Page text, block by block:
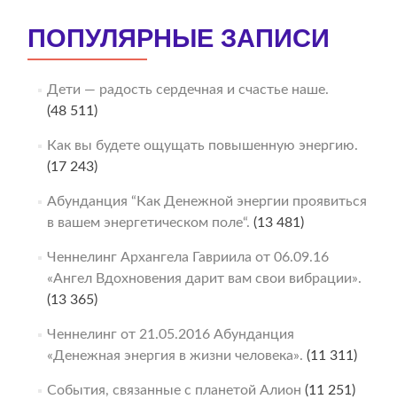
ПОПУЛЯРНЫЕ ЗАПИСИ
Дети — радость сердечная и счастье наше.
(48 511)
Как вы будете ощущать повышенную энергию.
(17 243)
Абунданция “Как Денежной энергии проявиться
в вашем энергетическом поле“. (13 481)
Ченнелинг Архангела Гавриила от 06.09.16
«Ангел Вдохновения дарит вам свои вибрации».
(13 365)
Ченнелинг от 21.05.2016 Абунданция
«Денежная энергия в жизни человека». (11 311)
События, связанные с планетой Алион (11 251)